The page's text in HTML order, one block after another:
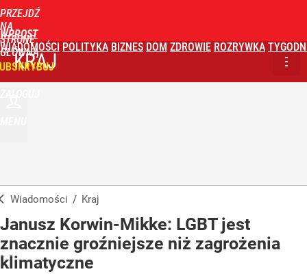
PRZEJDŹ
NA
STRONĘ
GŁÓWNĄ
WPROST
WIADOMOŚCI POLITYKA BIZNES DOM ZDROWIE ROZRYWKA
KRAJ
Wiadomości / Kraj
Janusz Korwin-Mikke: LGBT jest
znacznie groźniejsze niż zagrożenia
klimatyczne